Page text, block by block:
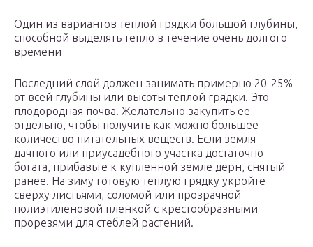
Один из вариантов теплой грядки большой глубины,
способной выделять тепло в течение очень долгого
времени
Последний слой должен занимать примерно 20-25%
от всей глубины или высоты теплой грядки. Это
плодородная почва. Желательно закупить ее
отдельно, чтобы получить как можно большее
количество питательных веществ. Если земля
дачного или приусадебного участка достаточно
богата, прибавьте к купленной земле дерн, снятый
ранее. На зиму готовую теплую грядку укройте
сверху листьями, соломой или прозрачной
полиэтиленовой пленкой с крестообразными
прорезями для стеблей растений.